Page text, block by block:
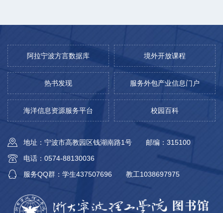
阿拉宁波方言数据库 境外开放课程
热书发现 服务外包产业信息门户
海洋信息资源服务平台 校园百科
地址：宁波市高教园区钱湖南路1号
邮编：315100
电话：0574-88130036
服务QQ群：学生437507696
教工1038697975